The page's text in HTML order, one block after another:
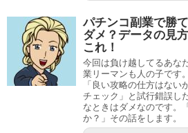
パチンコ副業で勝
ダメ？データの見
これ！
今回は負け越してるあな
業リーマンも人の子です
「良い攻略の仕方はない
チェック」と試行錯誤し
なときはダメなのです。
か？」その話をします。